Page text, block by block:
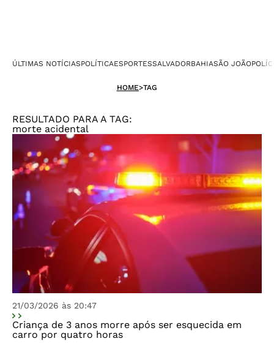
ÚLTIMAS NOTÍCIASPOLÍTICAESPORTESSALVADORBAHIASÃO JOÃO
HOME>TAG
RESULTADO PARA A TAG:
morte acidental
21/03/2026 às 20:47
Criança de 3 anos morre após ser esquecida em
carro por quatro horas